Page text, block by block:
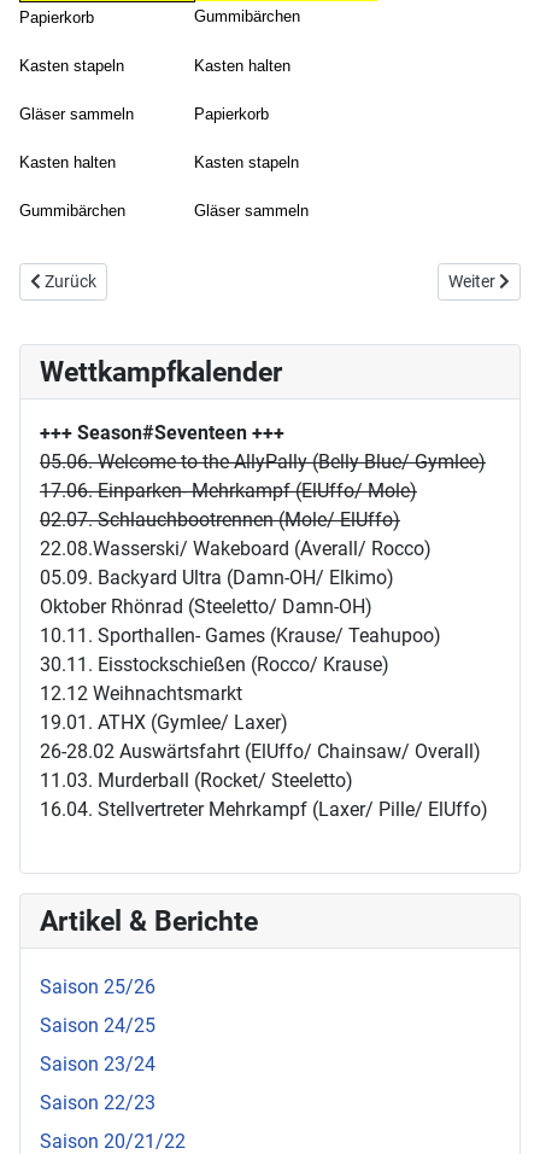
Papierkorb Gummibärchen
Kasten stapeln Kasten halten
Gläser sammeln Papierkorb
Kasten halten Kasten stapeln
Gummibärchen Gläser sammeln
Vorheriger Beitrag: 01/11 Carrerabahn
Zurück Nächster
Weiter
Wettkampfkalender
+++ Season#Seventeen +++
05.06. Welcome to the AllyPally (Belly Blue/ Gymlee)
17.06. Einparken- Mehrkampf (ElUffo/ Mole)
02.07. Schlauchbootrennen (Mole/ ElUffo)
22.08.Wasserski/ Wakeboard (Averall/ Rocco)
05.09. Backyard Ultra (Damn-OH/ Elkimo)
Oktober Rhönrad (Steeletto/ Damn-OH)
10.11. Sporthallen- Games (Krause/ Teahupoo)
30.11. Eisstockschießen (Rocco/ Krause)
12.12 Weihnachtsmarkt
19.01. ATHX (Gymlee/ Laxer)
26-28.02 Auswärtsfahrt (ElUffo/ Chainsaw/ Overall)
11.03. Murderball (Rocket/ Steeletto)
16.04. Stellvertreter Mehrkampf (Laxer/ Pille/ ElUffo)
Artikel & Berichte
Saison 25/26
Saison 24/25
Saison 23/24
Saison 22/23
Saison 20/21/22